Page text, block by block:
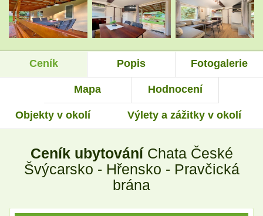
Ceník Popis Fotogalerie
Mapa Hodnocení
Objekty v okolí Výlety a zážitky v okolí
Ceník ubytování Chata České
Švýcarsko - Hřensko - Pravčická
brána